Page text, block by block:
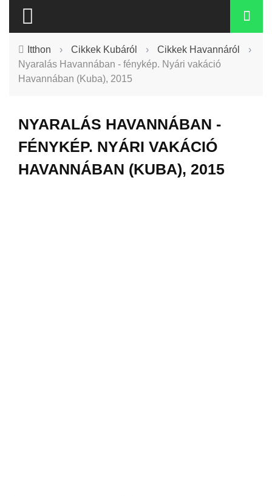
Itthon › Cikkek Kubáról › Cikkek Havannáról
›
Nyaralás Havannában - fénykép. Nyári vakáció
Havannában (Kuba), 2015
NYARALÁS HAVANNÁBAN -
FÉNYKÉP. NYÁRI VAKÁCIÓ
HAVANNÁBAN (KUBA), 2015